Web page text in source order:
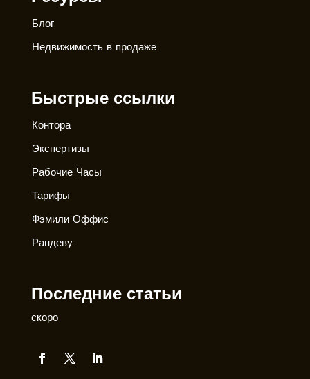
Блог
Недвижимость в продаже
Быстрые ссылки
Контора
Экспертизы
Рабочие Часы
Тарифы
Фэмили Оффис
Рандеву
Последние статьи
скоро